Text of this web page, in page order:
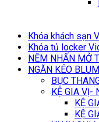
Khóa khách sạn
Khóa tủ locker
NÊM NHẤN MỞ
NGĂN KÉO BLUM
BỤC
KỆ GIA VỊ-
KỆ
KỆ